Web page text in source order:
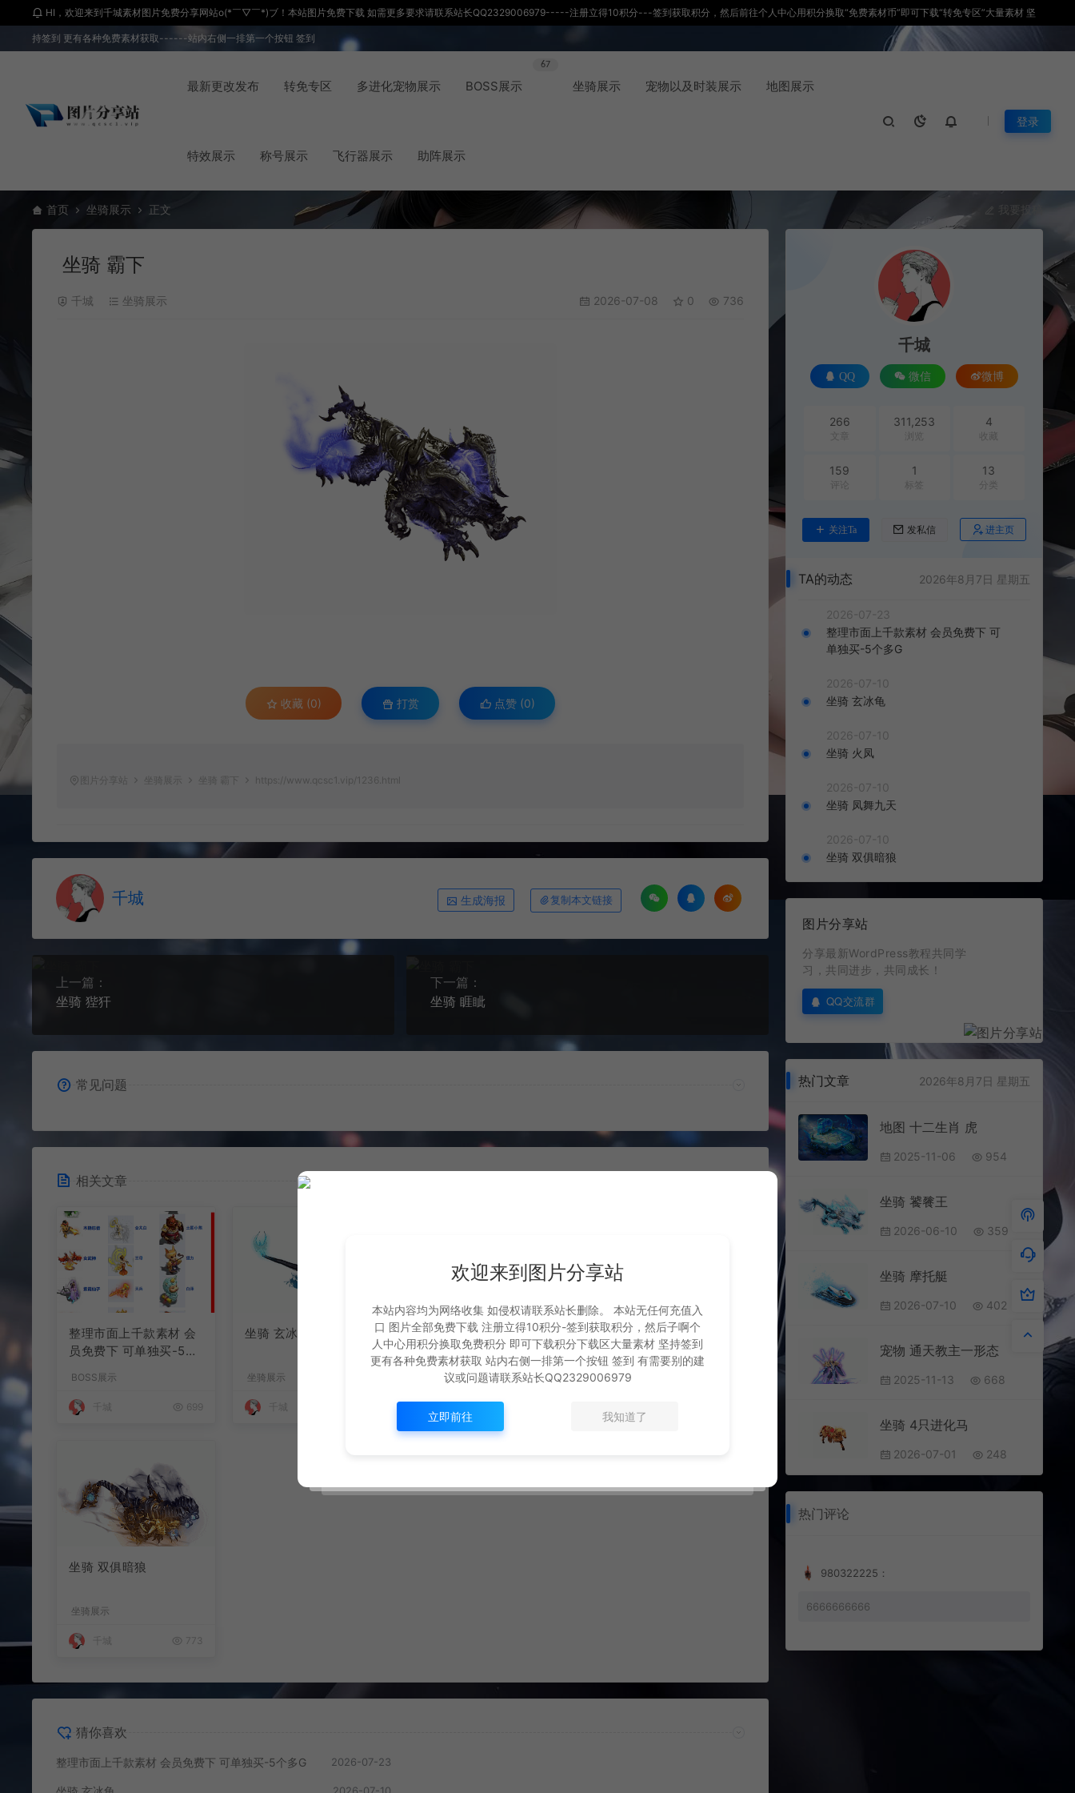
HI，欢迎来到千城素材图片免费分享网站o(*￣▽￣*)ブ！本站图片免费下载 如需更多要求请联系站长QQ2329006979-----注册立得10积分---签到获取积分，然后前往个人中心用积分换取“免费素材币”即可下载“转免专区”大量素材 坚
持签到 更有各种免费素材获取------站内右侧一排第一个按钮 签到
最新更改发布 转免专区 多进化宠物展示 BOSS展示
67
坐骑展示 宠物以及时装展示 地图展示
特效展示 称号展示 飞行器展示 助阵展示
登录
首页 坐骑展示 正文 我要投稿
坐骑 霸下
千城 坐骑展示 2026-07-08 0 736
收藏 (0) 打赏 点赞 (0)
图片分享站 坐骑展示 坐骑 霸下 https://www.qcsc1.vip/1236.html
千城 生成海报 复制本文链接
上一篇：
坐骑 狴犴
下一篇：
坐骑 睚眦
常见问题
相关文章
整理市面上千款素材 会
员免费下 可单独买-5个
BOSS展示
699
坐骑 玄冰龟
坐骑展示
坐骑 火凤
坐骑展示
坐骑 凤舞九天
坐骑展示
坐骑 双俱暗狼
坐骑展示
773
猜你喜欢
整理市面上千款素材 会员免费下 可单独买-5个多G 2026-07-23
千城
QQ 微信 微博
266
文章
311,253
浏览
4
收藏
159
评论
1
标签
13
分类
关注Ta 发私信 进主页
TA的动态 2026年8月7日 星期五
2026-07-23
整理市面上千款素材 会员免费下 可
单独买-5个多G
2026-07-10
坐骑 玄冰龟
2026-07-10
坐骑 火凤
2026-07-10
坐骑 凤舞九天
2026-07-10
坐骑 双俱暗狼
图片分享站
分享最新WordPress教程共同学
习，共同进步，共同成长！
QQ交流群
热门文章 2026年8月7日 星期五
地图 十二生肖 虎
2025-11-06 954
坐骑 饕餮王
2026-06-10 359
坐骑 摩托艇
2026-07-10 402
宠物 通天教主一形态
2025-11-13 668
坐骑 4只进化马
2026-07-01 248
热门评论
980322225：
6666666666
欢迎来到图片分享站
本站内容均为网络收集 如侵权请联系站长删除。 本站无任何充值入
口 图片全部免费下载 注册立得10积分-签到获取积分，然后子啊个
人中心用积分换取免费积分 即可下载积分下载区大量素材 坚持签到
更有各种免费素材获取 站内右侧一排第一个按钮 签到 有需要别的建
议或问题请联系站长QQ2329006979
立即前往 我知道了